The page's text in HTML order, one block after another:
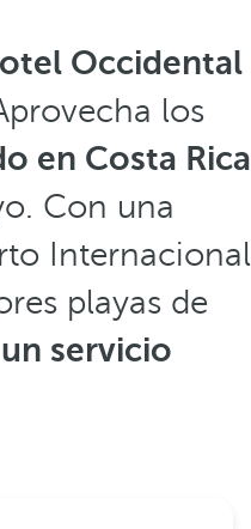
Occidental
los
en Costa Rica
Con una
Internacional
playas de
servicio